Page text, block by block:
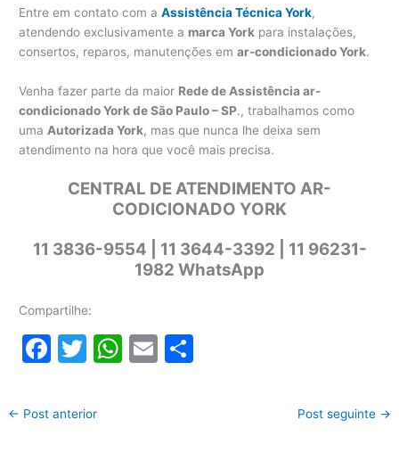
Entre em contato com aAssistência Técnica York,
atendendo exclusivamente a marca York para instalações,
consertos, reparos, manutenções emar-condicionado York.
Venha fazer parte da maior Rede de Assistência ar-
condicionado York de São Paulo – SP., trabalhamos como
uma Autorizada York, mas que nunca lhe deixa sem
atendimento na hora que você mais precisa.
CENTRAL DE ATENDIMENTO AR-
CODICIONADO YORK
11 3836-9554 | 11 3644-3392 | 11 96231-
1982 WhatsApp
Compartilhe:
F
c
T
itt
W E
← Post anterior Post seguinte →